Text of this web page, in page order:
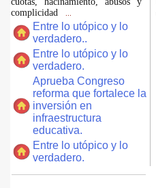
complicidad
Entre lo utópico y lo
verdadero..
Entre lo utópico y lo
verdadero.
Aprueba Congreso
reforma que fortalece la
inversión en
infraestructura
educativa.
Entre lo utópico y lo
verdadero.